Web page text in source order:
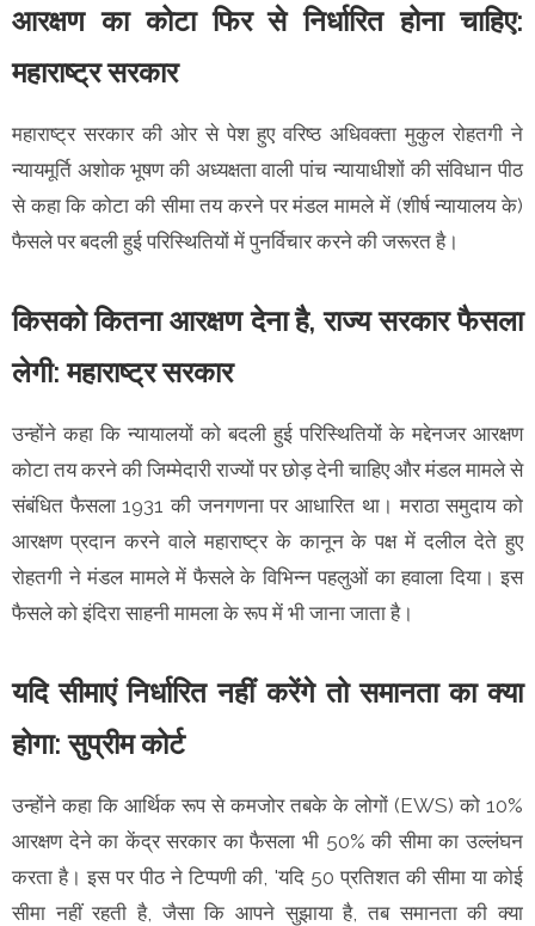
आरक्षण का कोटा फिर से निर्धारित होना चाहिए:
महाराष्ट्र सरकार
महाराष्ट्र सरकार की ओर से पेश हुए वरिष्ठ अधिवक्ता मुकुल रोहतगी ने
न्यायमूर्ति अशोक भूषण की अध्यक्षता वाली पांच न्यायाधीशों की संविधान पीठ
से कहा कि कोटा की सीमा तय करने पर मंडल मामले में (शीर्ष न्यायालय के)
फैसले पर बदली हुई परिस्थितियों में पुनर्विचार करने की जरूरत है।
किसको कितना आरक्षण देना है, राज्य सरकार फैसला
लेगी: महाराष्ट्र सरकार
उन्होंने कहा कि न्यायालयों को बदली हुई परिस्थितियों के मद्देनजर आरक्षण
कोटा तय करने की जिम्मेदारी राज्यों पर छोड़ देनी चाहिए और मंडल मामले से
संबंधित फैसला 1931 की जनगणना पर आधारित था। मराठा समुदाय को
आरक्षण प्रदान करने वाले महाराष्ट्र के कानून के पक्ष में दलील देते हुए
रोहतगी ने मंडल मामले में फैसले के विभिन्न पहलुओं का हवाला दिया। इस
फैसले को इंदिरा साहनी मामला के रूप में भी जाना जाता है।
यदि सीमाएं निर्धारित नहीं करेंगे तो समानता का क्या
होगा: सुप्रीम कोर्ट
उन्होंने कहा कि आर्थिक रूप से कमजोर तबके के लोगों (EWS) को 10%
आरक्षण देने का केंद्र सरकार का फैसला भी 50% की सीमा का उल्लंघन
करता है। इस पर पीठ ने टिप्पणी की, 'यदि 50 प्रतिशत की सीमा या कोई
सीमा नहीं रहती है, जैसा कि आपने सुझाया है, तब समानता की क्या